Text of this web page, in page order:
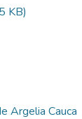
KB)
Argelia Cauca